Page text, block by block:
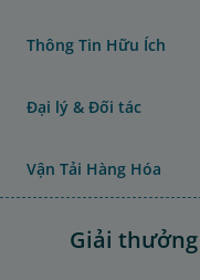
Thông Tin Hữu Ích
Đại lý & Đối tác
Vận Tải Hàng Hóa
Giải